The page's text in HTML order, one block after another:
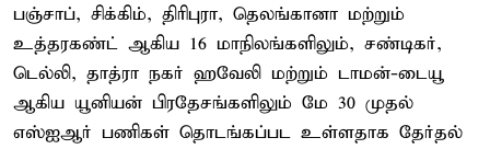
பஞ்சாப், சிக்கிம், திரிபுரா, தெலங்கானா மற்றும்
உத்தரகண்ட் ஆகிய 16 மாநிலங்களிலும், சண்டிகர்,
டெல்லி, தாத்ரா நகர் ஹவேலி மற்றும் டாமன்-டையூ
ஆகிய யூனியன் பிரதேசங்களிலும் மே 30 முதல்
எஸ்ஐஆர் பணிகள் தொடங்கப்பட உள்ளதாக தேர்தல்